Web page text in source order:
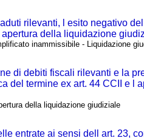
rilevanti, l esito negativo
della liquidazione
inammissibile - Liquidazione
di debiti fiscali rilevanti e la
del termine ex art. 44 CCII e l
della liquidazione giudiziale
entrate ai sensi dell art. 23,